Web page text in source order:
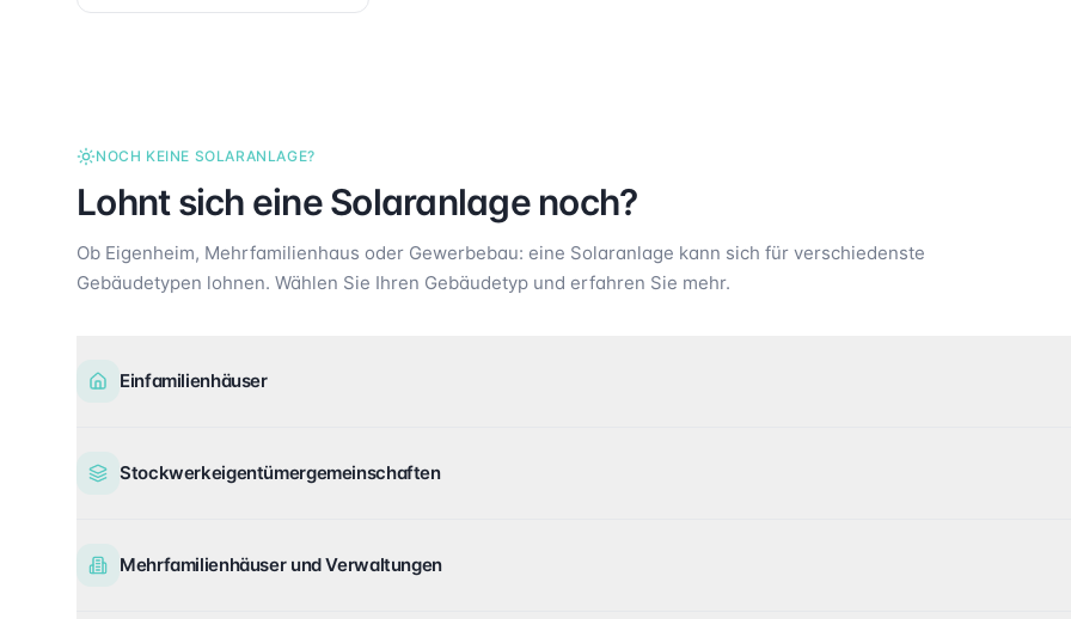
NOCH KEINE SOLARANLAGE?
Lohnt sich eine Solaranlage noch?
Ob Eigenheim, Mehrfamilienhaus oder Gewerbebau: eine Solaranlage kann sich für verschiedenste
Gebäudetypen lohnen. Wählen Sie Ihren Gebäudetyp und erfahren Sie mehr.
Einfamilienhäuser
Stockwerkeigentümergemeinschaften
Mehrfamilienhäuser und Verwaltungen